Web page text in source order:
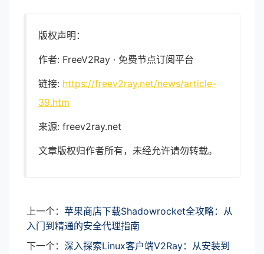
版权声明：
作者: FreeV2Ray · 免费节点订阅平台
链接: https://freev2ray.net/news/article-
39.htm
来源: freev2ray.net
文章版权归作者所有，未经允许请勿转载。
上一个： 苹果商店下载Shadowrocket全攻略：从
入门到精通的安全代理指南
下一个： 深入探索Linux客户端V2Ray：从安装到